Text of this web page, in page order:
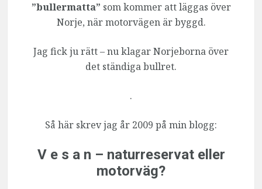
”bullermatta” som kommer att läggas över
Norje, när motorvägen är byggd.
Jag fick ju rätt – nu klagar Norjeborna över
det ständiga bullret.
.
Så här skrev jag år 2009 på min blogg:
V e s a n – naturreservat eller
motorväg?